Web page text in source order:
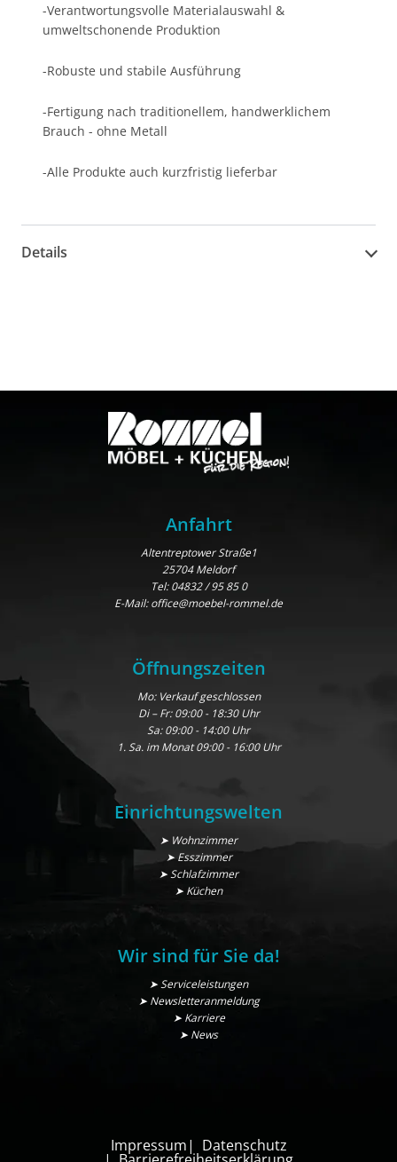
-Verantwortungsvolle Materialauswahl &
umweltschonende Produktion
-Robuste und stabile Ausführung
-Fertigung nach traditionellem, handwerklichem
Brauch - ohne Metall
-Alle Produkte auch kurzfristig lieferbar
Details
Anfahrt
Altentreptower Straße1
25704 Meldorf
Tel:04832 / 95 85 0
E-Mail:office@moebel-rommel.de
Öffnungszeiten
Mo: Verkauf geschlossen
Di – Fr: 09:00 - 18:30 Uhr
Sa: 09:00 - 14:00 Uhr
1. Sa. im Monat 09:00 - 16:00 Uhr
Einrichtungswelten
➤ Wohnzimmer
➤ Esszimmer
➤ Schlafzimmer
➤ Küchen
Wir sind für Sie da!
➤ Serviceleistungen
➤ Newsletteranmeldung
➤ Karriere
➤ News
Impressum Datenschutz